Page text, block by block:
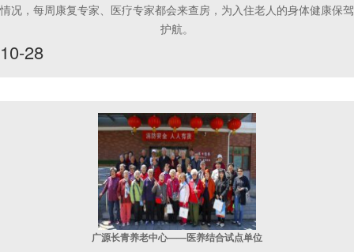
情况，每周康复专家、医疗专家都会来查房，为入住老人的身体健康保驾
护航。
10-28
广源长青养老中心——医养结合试点单位